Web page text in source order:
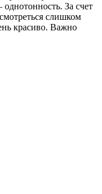
За счет
слишком
красиво. Важно